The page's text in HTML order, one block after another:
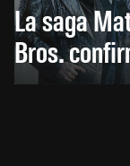
La saga
Bros.